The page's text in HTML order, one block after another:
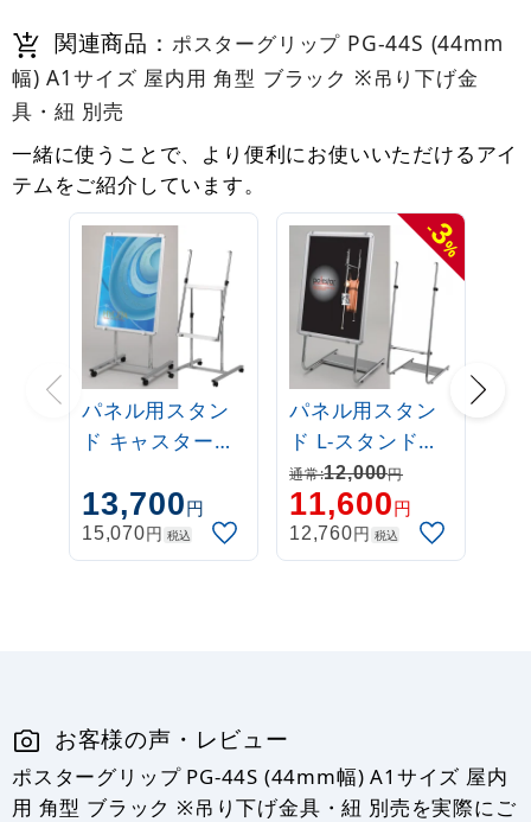
関連商品： ポスターグリップ PG-44S (44mm
幅) A1サイズ 屋内用 角型 ブラック ※吊り下げ金
具・紐 別売
一緒に使うことで、より便利にお使いいただけるアイ
テムをご紹介しています。
パネル用スタン
ド キャスタース
B2/A1/B1対応
13,700円
15,070円 税込
-
3
%
パネル用スタン
ド L-スタンド
A2/B2/A1/B1対
応 (L-Stand)
通常:12,000円
11,600円
12,760円 税込
お客様の声・レビュー
ポスターグリップ PG-44S (44mm幅) A1サイズ 屋内
用 角型 ブラック ※吊り下げ金具・紐 別売を実際にご